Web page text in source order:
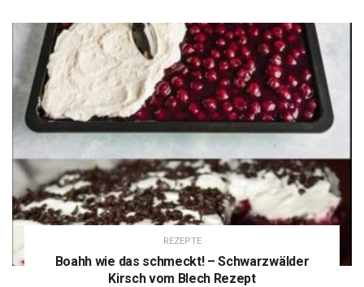
REZEPTE
Boahh wie das schmeckt! – Schwarzwälder
Kirsch vom Blech Rezept